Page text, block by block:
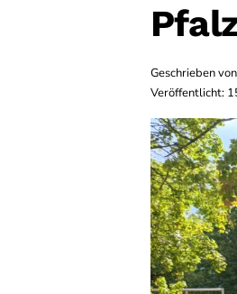
Geschrieben von
Veröffentlicht: